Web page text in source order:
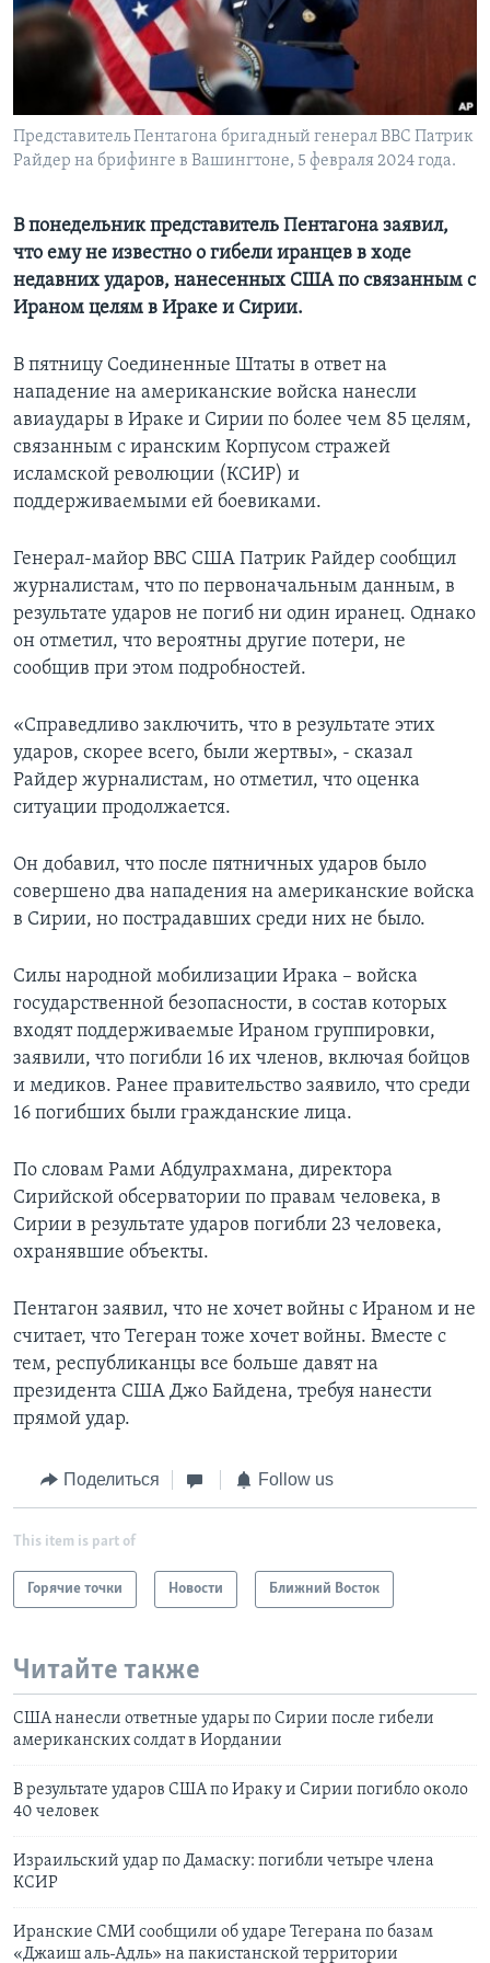
Learning English
СОЦИАЛЬНЫЕ СЕТИ
Представитель Пентагона бригадный генерал ВВС Патрик
Райдер на брифинге в Вашингтоне, 5 февраля 2024 года.
В понедельник представитель Пентагона заявил,
что ему не известно о гибели иранцев в ходе
недавних ударов, нанесенных США по связанным с
Ираном целям в Ираке и Сирии.
В пятницу Соединенные Штаты в ответ на
нападение на американские войска нанесли
авиаудары в Ираке и Сирии по более чем 85 целям,
связанным с иранским Корпусом стражей
исламской революции (КСИР) и
поддерживаемыми ей боевиками.
Генерал-майор ВВС США Патрик Райдер сообщил
журналистам, что по первоначальным данным, в
результате ударов не погиб ни один иранец. Однако
он отметил, что вероятны другие потери, не
сообщив при этом подробностей.
«Справедливо заключить, что в результате этих
ударов, скорее всего, были жертвы», - сказал
Райдер журналистам, но отметил, что оценка
ситуации продолжается.
Он добавил, что после пятничных ударов было
совершено два нападения на американские войска
в Сирии, но пострадавших среди них не было.
Силы народной мобилизации Ирака – войска
государственной безопасности, в состав которых
входят поддерживаемые Ираном группировки,
заявили, что погибли 16 их членов, включая бойцов
и медиков. Ранее правительство заявило, что среди
16 погибших были гражданские лица.
По словам Рами Абдулрахмана, директора
Сирийской обсерватории по правам человека, в
Сирии в результате ударов погибли 23 человека,
охранявшие объекты.
Пентагон заявил, что не хочет войны с Ираном и не
считает, что Тегеран тоже хочет войны. Вместе с
тем, республиканцы все больше давят на
президента США Джо Байдена, требуя нанести
прямой удар.
Поделиться Follow us
This item is part of
Горячие точки Новости Ближний Восток
Читайте также
США нанесли ответные удары по Сирии после гибели
американских солдат в Иордании
В результате ударов США по Ираку и Сирии погибло около
40 человек
Израильский удар по Дамаску: погибли четыре члена
КСИР
Иранские СМИ сообщили об ударе Тегерана по базам
«Джаиш аль-Адль» на пакистанской территории